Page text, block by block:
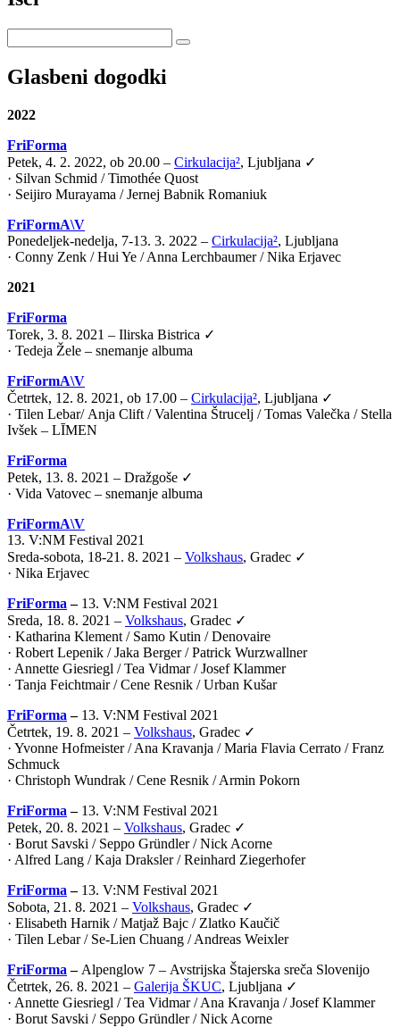
Glasbeni dogodki
2022
FriForma
Petek, 4. 2. 2022, ob 20.00 – Cirkulacija², Ljubljana ✓
· Silvan Schmid / Timothée Quost
· Seijiro Murayama / Jernej Babnik Romaniuk
FriFormA\V
Ponedeljek-nedelja, 7-13. 3. 2022 – Cirkulacija², Ljubljana
· Conny Zenk / Hui Ye / Anna Lerchbaumer / Nika Erjavec
2021
FriForma
Torek, 3. 8. 2021 – Ilirska Bistrica ✓
· Tedeja Žele – snemanje albuma
FriFormA\V
Četrtek, 12. 8. 2021, ob 17.00 – Cirkulacija², Ljubljana ✓
· Tilen Lebar/ Anja Clift /Valentina Štrucelj /Tomas Valečka / Stella
Ivšek – LĪMEN
FriForma
Petek, 13. 8. 2021 – Dražgoše ✓
· Vida Vatovec – snemanje albuma
FriFormA\V
13. V:NM Festival 2021
Sreda-sobota, 18-21. 8. 2021 – Volkshaus, Gradec ✓
· Nika Erjavec
FriForma – 13. V:NM Festival 2021
Sreda, 18. 8. 2021 – Volkshaus, Gradec ✓
· Katharina Klement / Samo Kutin / Denovaire
· Robert Lepenik / Jaka Berger / Patrick Wurzwallner
· Annette Giesriegl / Tea Vidmar / Josef Klammer
· Tanja Feichtmair / Cene Resnik / Urban Kušar
FriForma – 13. V:NM Festival 2021
Četrtek, 19. 8. 2021 – Volkshaus, Gradec ✓
· Yvonne Hofmeister / Ana Kravanja / Maria Flavia Cerrato / Franz
Schmuck
· Christoph Wundrak / Cene Resnik / Armin Pokorn
FriForma – 13. V:NM Festival 2021
Petek, 20. 8. 2021 – Volkshaus, Gradec ✓
· Borut Savski / Seppo Gründler / Nick Acorne
· Alfred Lang / Kaja Draksler / Reinhard Ziegerhofer
FriForma – 13. V:NM Festival 2021
Sobota, 21. 8. 2021 – Volkshaus, Gradec ✓
· Elisabeth Harnik / Matjaž Bajc / Zlatko Kaučič
· Tilen Lebar / Se-Lien Chuang / Andreas Weixler
FriForma – Alpenglow 7 – Avstrijska Štajerska sreča Slovenijo
Četrtek, 26. 8. 2021 – Galerija ŠKUC, Ljubljana ✓
· Annette Giesriegl / Tea Vidmar / Ana Kravanja / Josef Klammer
· Borut Savski / Seppo Gründler / Nick Acorne